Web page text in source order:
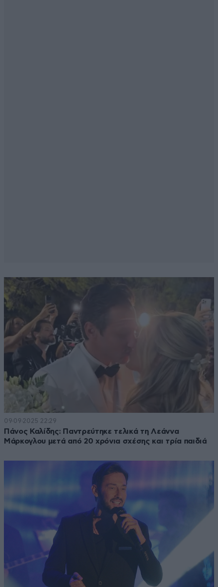
09·09·2025 22:29
Πάνος Καλίδης: Παντρεύτηκε τελικά τη Λεάννα
Μάρκογλου μετά από 20 χρόνια σχέσης και τρία παιδιά